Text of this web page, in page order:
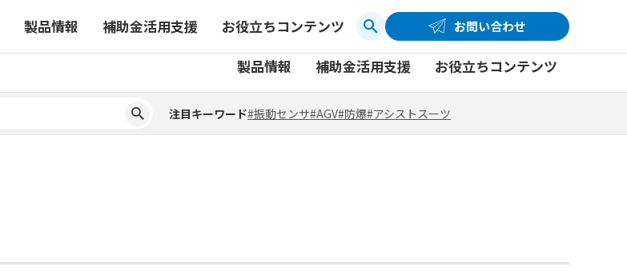
お問い合わせ
製品情報
事業から探す 製品一覧
補助金活用支援
補助金ヘルプデスク
お役立ちコンテンツ
4コマ漫画でわかる取扱製品 社員ブログ
注目キーワード#振動センサ#AGV#防爆#アシストスーツ
コーポレートサイト お問い合わせ
製品情報
事業から探す 製品一覧
補助金活用支援
補助金ヘルプデスク
お役立ちコンテンツ
4コマ漫画でわかる取扱製品 社員ブログ
注目キーワード#振動センサ#AGV#防爆#アシストスーツ